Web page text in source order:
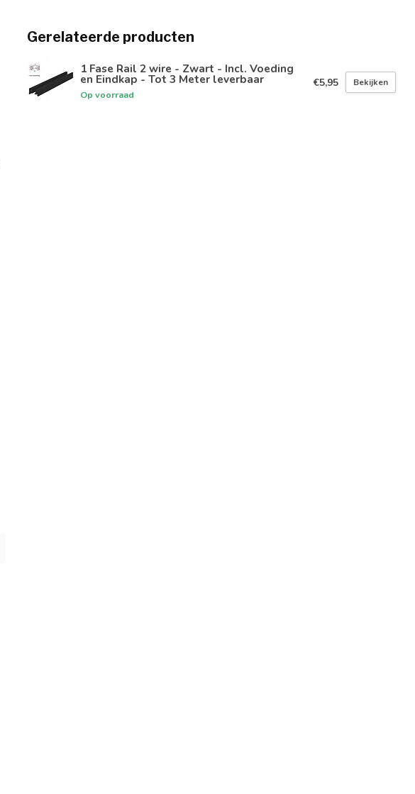
Gerelateerde producten
1 Fase Rail 2 wire - Zwart - Incl. Voeding
en Eindkap - Tot 3 Meter leverbaar
Op voorraad
€5,95 Bekijken